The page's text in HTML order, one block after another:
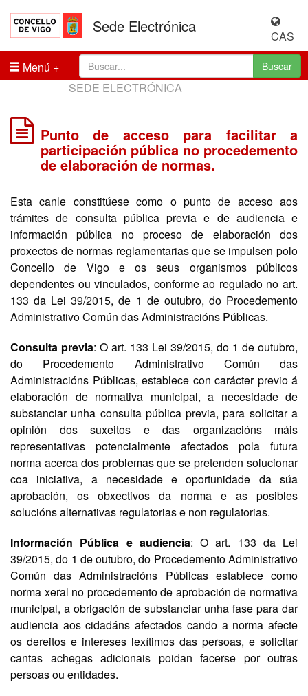
Sede Electrónica
CAS
Menú
Buscar
SEDE ELECTRÓNICA
Punto de acceso para facilitar a
participación pública no procedemento
de elaboración de normas.
Esta canle constitúese como o punto de acceso aos
trámites de consulta pública previa e de audiencia e
información pública no proceso de elaboración dos
proxectos de normas reglamentarias que se impulsen polo
Concello de Vigo e os seus organismos públicos
dependentes ou vinculados, conforme ao regulado no art.
133 da Lei 39/2015, de 1 de outubro, do Procedemento
Administrativo Común das Administracións Públicas.
Consulta previa: O art. 133 Lei 39/2015, do 1 de outubro,
do Procedemento Administrativo Común das
Administracións Públicas, establece con carácter previo á
elaboración de normativa municipal, a necesidade de
substanciar unha consulta pública previa, para solicitar a
opinión dos suxeitos e das organizacións máis
representativas potencialmente afectados pola futura
norma acerca dos problemas que se pretenden solucionar
coa iniciativa, a necesidade e oportunidade da súa
aprobación, os obxectivos da norma e as posibles
solucións alternativas regulatorias e non regulatorias.
Información Pública e audiencia: O art. 133 da Lei
39/2015, do 1 de outubro, do Procedemento Administrativo
Común das Administracións Públicas establece como
norma xeral no procedemento de aprobación de normativa
municipal, a obrigación de substanciar unha fase para dar
audiencia aos cidadáns afectados cando a norma afecte
os dereitos e intereses lexítimos das persoas, e solicitar
cantas achegas adicionais poidan facerse por outras
persoas ou entidades.